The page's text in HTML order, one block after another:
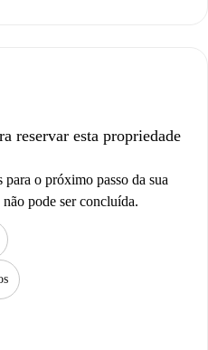
reservar esta propriedade
para o próximo passo da sua
pode ser concluída.